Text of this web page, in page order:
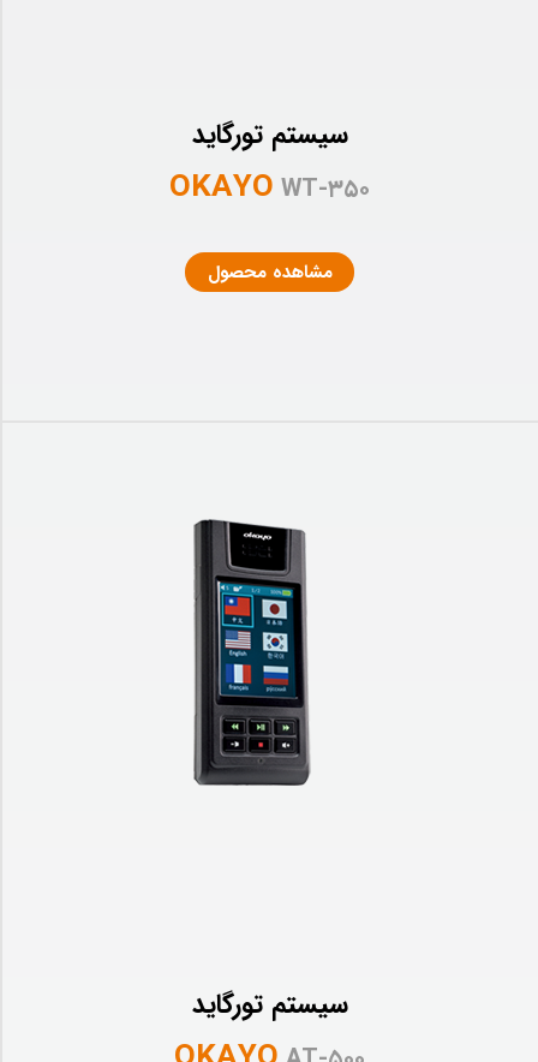
سیستم تورگاید
OKAYO WT-۳۵۰
مشاهده محصول
سیستم تورگاید